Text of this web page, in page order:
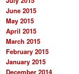
June 2015
May 2015
April 2015
March 2015
February 2015
January 2015
December 2014